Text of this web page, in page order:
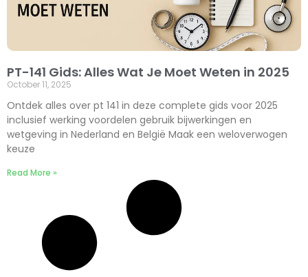
PT-141 Gids: Alles Wat Je Moet Weten in 2025
October 11, 2025
Ontdek alles over pt 141 in deze complete gids voor 2025
inclusief werking voordelen gebruik bijwerkingen en
wetgeving in Nederland en België Maak een weloverwogen
keuze
Read More »